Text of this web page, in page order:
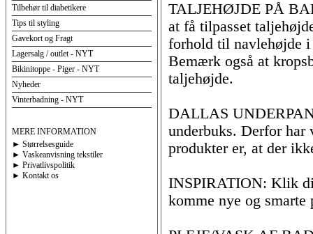
Tilbehør til diabetikere
Tips til styling
Gavekort og Fragt
Lagersalg / outlet - NYT
Bikinitoppe - Piger - NYT
Nyheder
Vinterbadning - NYT
MERE INFORMATION
► Størrelsesguide
► Vaskeanvisning tekstiler
► Privatlivspolitik
► Kontakt os
TALJEHØJDE PÅ
at få tilpasset
forhold til navlehøjde
Bemærk også at
taljehøjde.
DALLAS
underbuks. Derfor har
produkter er, at der
INSPIRATION: Klik
komme nye og